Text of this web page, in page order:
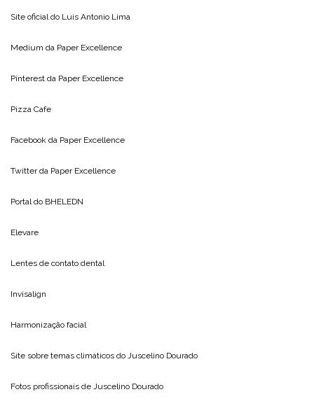
Site oficial do Luis Antonio Lima
Medium da Paper Excellence
Pinterest da Paper Excellence
Pizza Cafe
Facebook da Paper Excellence
Twitter da Paper Excellence
Portal do BHELEDN
Elevare
Lentes de contato dental
Invisalign
Harmonização facial
Site sobre temas climáticos do Juscelino Dourado
Fotos profissionais de Juscelino Dourado